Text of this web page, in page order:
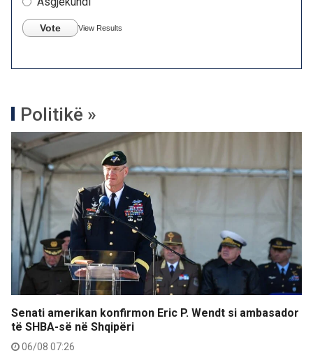
Vote View Results
Politikë »
Senati amerikan konfirmon Eric P. Wendt si ambasador
të SHBA-së në Shqipëri
06/08 07:26